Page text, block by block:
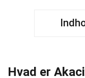
Hvad er